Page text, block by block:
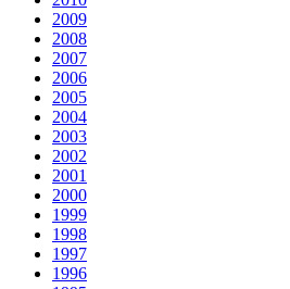
2009
2008
2007
2006
2005
2004
2003
2002
2001
2000
1999
1998
1997
1996